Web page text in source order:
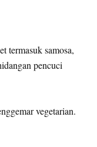
termasuk samosa,
pencuci
vegetarian.